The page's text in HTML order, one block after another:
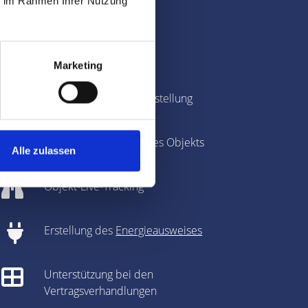
Marketing
Alle zulassen
und Umland
Fotografie & Exposé-Erstellung
360-Grad-Panorama des Objekts
Objekt-Live-Tracking
Erstellung des Energieausweises
Unterstützung bei den
Vertragsverhandlungen